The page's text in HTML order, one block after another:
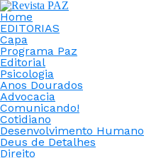
Home
EDITORIAS
Capa
Programa Paz
Editorial
Psicologia
Anos Dourados
Advocacia
Comunicando!
Cotidiano
Desenvolvimento Humano
Deus de Detalhes
Direito